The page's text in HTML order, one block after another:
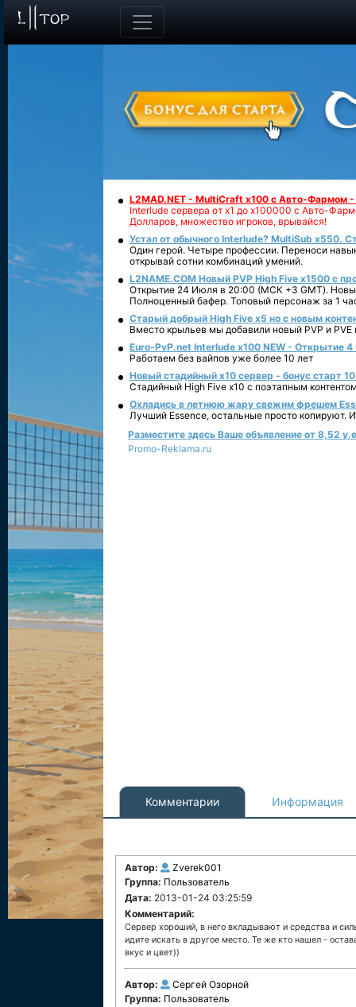
L2MAD.NET - MultiCraft x100 с Авто-Фармом
Interlude сервера от х1 до х100000 с Авто-
Долларов, множество игроков, врывайся!
Устал от обычного Interlude? MultiSub x550.
Один герой. Четыре профессии. Переноси
открывай сотни комбинаций умений.
L2NAME.COM Новый PVP High Five x1500 с
Открытие 24 Июля в 20:00 (МСК +3 GMT).
Полноценный бафер. Топовый персонаж за 1
Старый добрый High Five x5 но с новым
Вместо крыльев мы добавили новый PVP и PVE
Euro-PvP.net Interlude х100 NEW - Открытие 4
Работаем без вайпов уже более 10 лет
Новый стадийный х10 сервер - бонус старт
Стадийный High Five x10 с поэтапным
Охладись в летнюю жару свежим фрешем
Лучший Essence, остальные просто копируют.
Разместите здесь Ваше объявление от 8,52
Promo-Reklama.ru
Комментарии Информация
Автор:
Zverek001
Группа: Пользователь
Дата: 2013-01-24 03:25:59
Комментарий:
Сервер хороший, в него вкладывают и средства и
идите искать в другое место. Те же кто нашел -
вкус и цвет))
Автор:
Сергей Озорной
Группа: Пользователь